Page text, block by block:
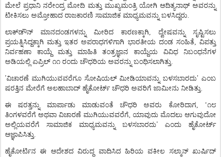
ಮೇಲೆ ಪ್ರಧಾನಿ ನರೇಂದ್ರ ಮೋದಿ ಮತ್ತು ಮುಖ್ಯಮಂತ್ರಿ ಯೋಗಿ ಆದಿತ್ಯನಾಥ್ ಅವರನ್ನು
ಟೀಕಿಸಲು ಅಮ್ರೋಹಾದ ರಾಜಕಾರಣಿ ಸಾಮಾಜಿಕ ಮಾಧ್ಯಮವನ್ನು ಬಳಸಿದ್ದರು.
ಲಾಕ್ಡೌನ್ ಮಾನದಂಡಗಳನ್ನು ಮೀರಿದ ಕಾರಣಕ್ಕಾಗಿ, ದ್ವೇಷವನ್ನು
ಸೃಷ್ಟಿಸಲು
ಪ್ರಯತ್ನಿಸಿದ್ದಕ್ಕಾಗಿ ಮತ್ತು ಇತರ ಅಪರಾಧಗಳಿಗಾಗಿ ಭಾರತೀಯ ದಂಡ ಸಂಹಿತೆ,ವಿಪತ್ತು
ನಿರ್ವಹಣಾ
ಕಾಯ್ದೆ ಮತ್ತು ಮಾಹಿತಿ ತಂತ್ರಜ್ಞಾನ ಕಾಯ್ದೆಯ ವಿವಿಧ
ನಿಬಂಧನೆಗಳ
ಅಡಿಯಲ್ಲಿ ಏಪ್ರಿಲ್ ೧೧ ರಂದು ಚೌಧರಿಯ ಅವರನ್ನು ಬಂಧಿಸಲಾಗಿತ್ತು.
’ವಿಚಾರಣೆ ಮುಗಿಯುವವರೆಗೂ ಸೋಷಿಯಲ್ ಮೀಡಿಯಾವನ್ನು ಬಳಸಬಾರದು’ ಎಂಬ
ಷರತ್ತಿನ ಮೇರೆಗೆ ಅಲಹಾಬಾದ್ ಹೈಕೋರ್ಟ್ ಚೌಧರಿ ಅವರಿಗೆ ಜಾಮೀನು ನೀಡಿತ್ತು.
ಈ ಷರತ್ತನ್ನು ಮಾರ್ಪಾಡು ಮಾಡುವಂತೆ ಚೌಧರಿ ಅವರು ಕೋರಿದಾಗ, ’೧೮
ತಿಂಗಳವರೆಗೆ ಅಥವಾ ವಿಚಾರಣೆ ಮುಗಿಯುವವರೆಗೆ, ಯಾವುದು ಮೊದಲು ಆಗುವುದೋ
ಅಲ್ಲಿಯವರೆಗೆ
ಸಾಮಾಜಿಕ ಮಾಧ್ಯಮವನ್ನು ಬಳಸಬಾರದು’ ಎಂದು
ಹೈಕೋರ್ಟ್
ಆಜ್ಞಾಪಿಸಿತ್ತು.
ಹೈಕೋರ್ಟಿನ ಈ ಆದೇಶದ ವಿರುದ್ಧ ವಾದಿಸಿದ ಹಿರಿಯ ವಕೀಲ ಸಲ್ಮಾನ್ ಖುರ್ಷಿದ್